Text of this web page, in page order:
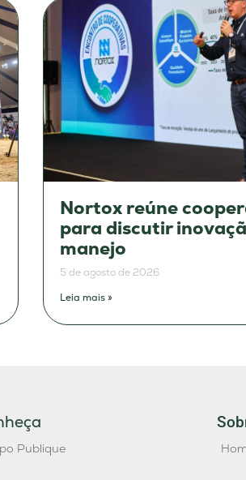
Nortox reúne
para discutir
manejo
5 de agosto de 2026
Leia mais »
Publique